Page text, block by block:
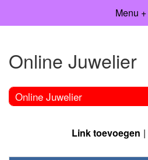
Menu +
Online Juwelier
Online Juwelier
Link toevoegen